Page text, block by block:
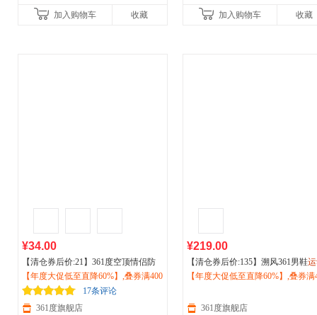
加入购物车 收藏 加入购物车 收藏
¥34.00
【清仓券后价:21】361度空顶情侣防
晒帽2026年夏季防紫外线户外跑步骑
行运动遮阳帽512422004
【年度大促低至直降60%】,叠券满400
减150/600减230,立即抢购！
17条评论
361度旗舰店
¥219.00
【清仓券后价:135】溯风361男鞋
鞋男2026春季经典复古老爹鞋户外
【年度大促低至直降60%】,叠券满
361度旗舰店